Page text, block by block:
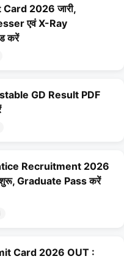
2026 जारी,
एवं X-Ray
करें
GD Result PDF
Recruitment 2026
Graduate Pass करें
Card 2026 OUT :